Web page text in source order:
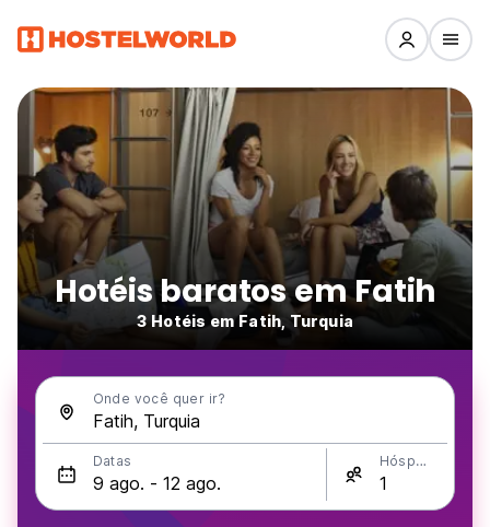
Hotéis baratos em Fatih
3 Hotéis em Fatih, Turquia
Onde você quer ir?
Datas Hóspedes